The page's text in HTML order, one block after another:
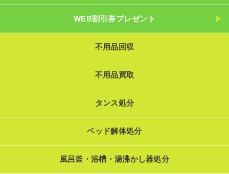
WEB割引券プレゼント
不用品回収
不用品買取
タンス処分
ベッド解体処分
風呂釜・浴槽・湯沸かし器処分